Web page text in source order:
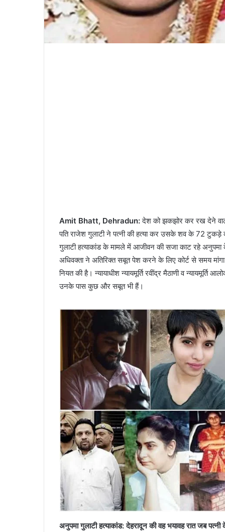
Amit Bhatt, Dehradun:देश को झकझोर कर रख देने
पति राजेश गुलाटी ने पत्नी की हत्या कर उसके शव के 72
गुलाटी हत्याकांड के मामले में आजीवन की सजा काट रहे
अधिवक्ता ने अतिरिक्त सबूत पेश करने के लिए कोर्ट से समय
नियत की है। न्यायाधीश न्यायमूर्ति रवींद्र मैठाणी व
उनके पास कुछ और सबूत भी हैं।
अनुपमा गुलाटी हत्याकांड: देहरादून की वह भयावह रात जब
आईटीबीपी
जवान